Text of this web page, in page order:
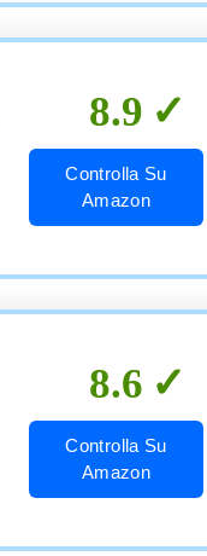
8.9
Controlla Su
Amazon
8.6
Controlla Su
Amazon